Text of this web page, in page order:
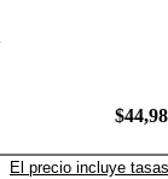
El precio incluye tasas